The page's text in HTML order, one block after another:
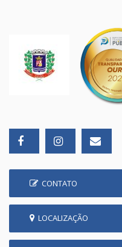
CONTATO
LOCALIZAÇÃO